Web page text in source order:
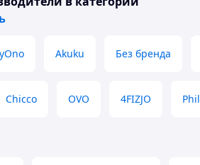
Akuku Без бренда
Chicco OVO 4FIZJO